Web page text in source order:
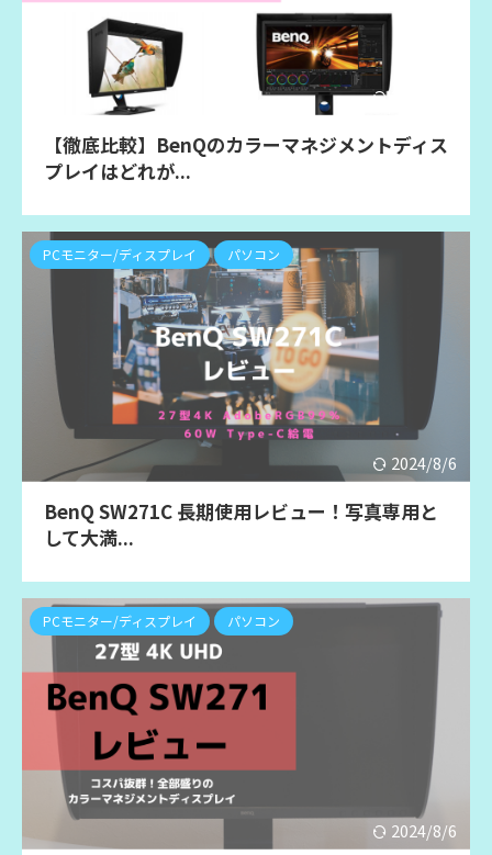
【徹底比較】BenQのカラーマネジメントディス
プレイはどれが...
2024/8/6
PCモニター/ディスプレイ パソコン
BenQ SW271C 長期使用レビュー！写真専用と
して大満...
2024/8/6
PCモニター/ディスプレイ パソコン